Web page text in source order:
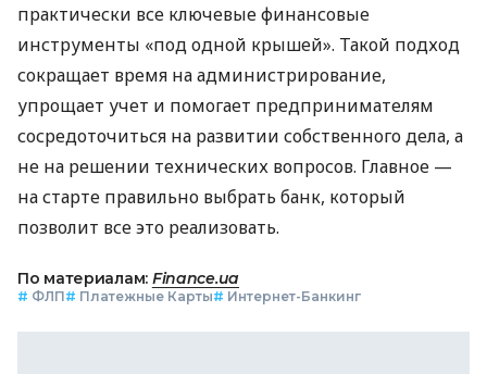
практически все ключевые финансовые
инструменты «под одной крышей». Такой подход
сокращает время на администрирование,
упрощает учет и помогает предпринимателям
сосредоточиться на развитии собственного дела, а
не на решении технических вопросов. Главное —
на старте правильно выбрать банк, который
позволит все это реализовать.
По материалам: Finance.ua
# ФЛП# Платежные Карты# Интернет-Банкинг